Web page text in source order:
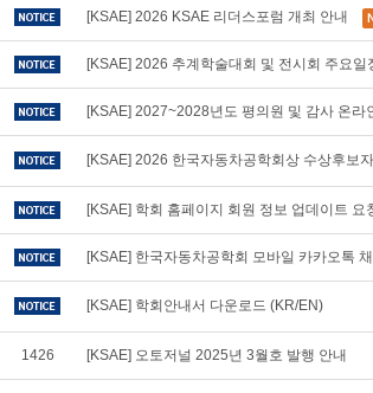
[KSAE] 2026 KSAE 리더스포럼 개최 안내
[KSAE] 2026 추계학술대회 및 전시회 주요일
[KSAE] 2027~2028년도 평의원 및 감사 온라
[KSAE] 2026 한국자동차공학회상 수상후보
[KSAE] 학회 홈페이지 회원 정보 업데이트 요
[KSAE] 한국자동차공학회 모바일 카카오톡
[KSAE] 학회안내서 다운로드 (KR/EN)
1426 [KSAE] 오토저널 2025년 3월호 발행 안내